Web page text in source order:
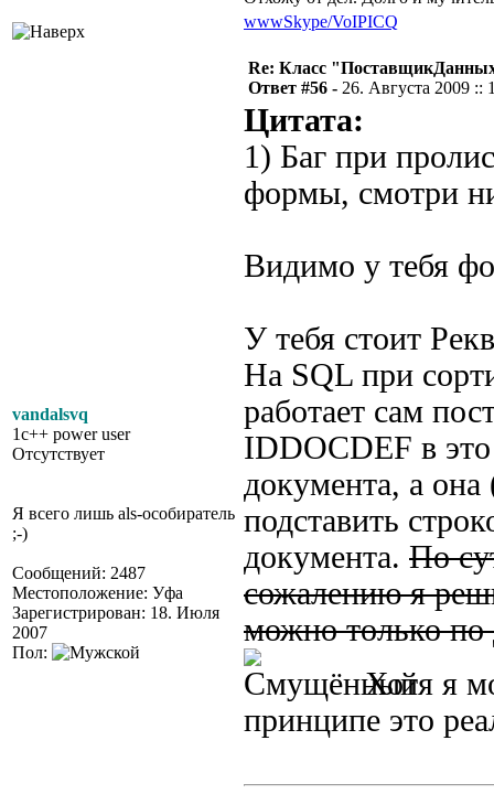
wwwSkype/VoIPICQ
vandalsvq
1c++ power user
Отсутствует
Я всего лишь als-особиратель
;-)
Сообщений: 2487
Местоположение: Уфа
Зарегистрирован: 18. Июля
2007
Пол:
Re: Класс
Ответ #56 - 26. Августа 2009 ::
Цитата:
1) Баг при
формы, смотри
Видимо у тебя
У тебя стоит
На SQL при
работает сам
IDDOCDEF в это
документа, а
подставить
документа. По
сожалению я
можно только по
Хотя я
принципе это